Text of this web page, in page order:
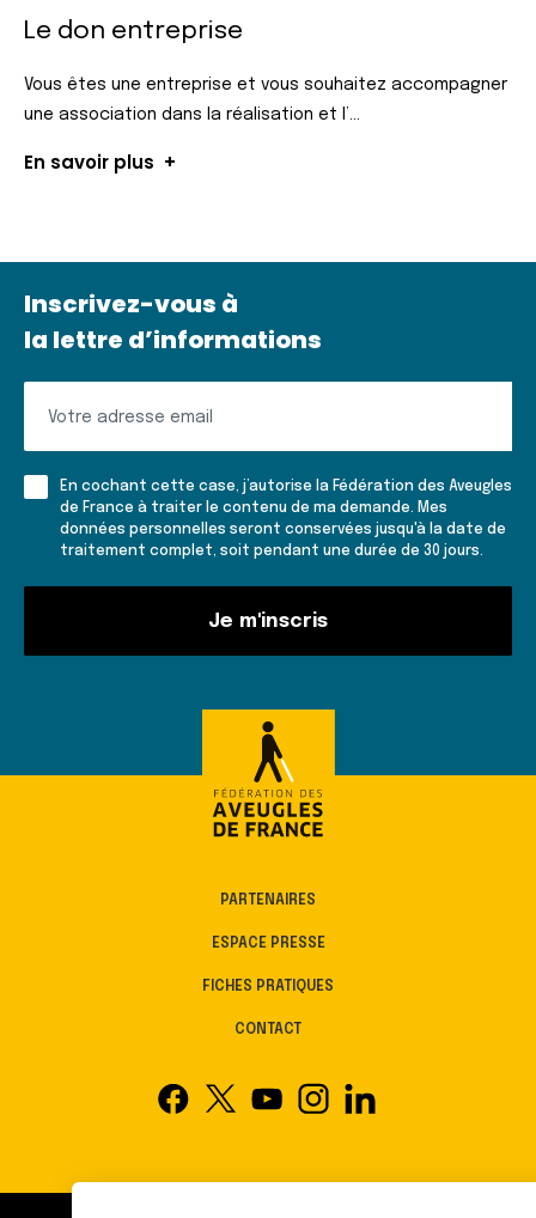
Le don entreprise
Vous êtes une entreprise et vous souhaitez accompagner
une association dans la réalisation et l’...
En savoir plus
Inscrivez-vous à
la lettre d’informations
à
lettre
En cochant cette case, j’autorise la Fédération des Aveugles
de France à traiter le contenu de ma demande. Mes
données personnelles seront conservées jusqu'à la date de
traitement complet, soit pendant une durée de 30 jours.
Je m'inscris
PARTENAIRES
ESPACE PRESSE
FICHES PRATIQUES
CONTACT